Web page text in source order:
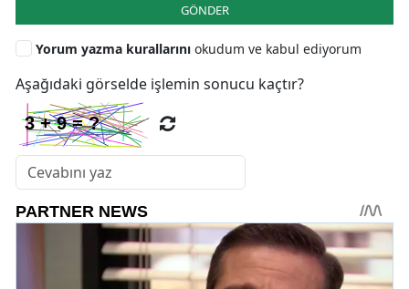
GÖNDER
Yorum yazma kurallarını okudum ve kabul ediyorum
Aşağıdaki görselde işlemin sonucu kaçtır?